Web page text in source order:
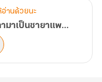
าบอด มารดาตายอย่าง
ซื่อจื่อโง่เขลา
อ่านด้วยนะ
เมื่อสายลับหลายหน้าอย่างข้า ข้ามเวลามาเป็นชายาแพทย์ยืนหนึ่ง (นิยายแปล)